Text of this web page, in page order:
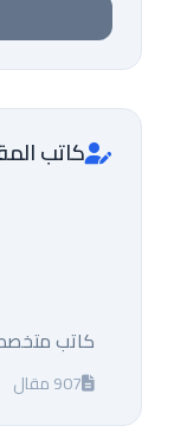
كاتب
كاتب
907 مقال